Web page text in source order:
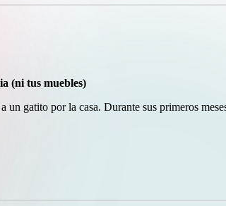
(ni tus muebles)
gatito por la casa. Durante sus primeros